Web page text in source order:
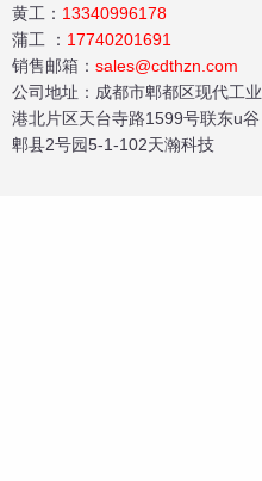
黄工 ： 13340996178
蒲工
： 17740201691
销售邮箱： sales@cdthzn.com
公司地址：成都市郫都区现代工业
港北片区天台寺路1599号联东u谷
郫县2号园5-1-102天瀚科技